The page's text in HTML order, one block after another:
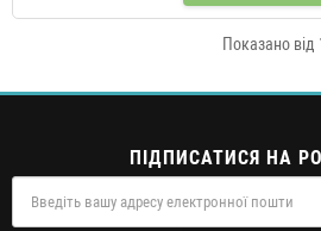
Показано від
ПІДПИСАТИСЯ НА